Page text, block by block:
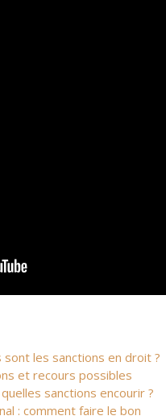
les sanctions en droit ?
et recours possibles
sanctions encourir ?
: comment faire le bon